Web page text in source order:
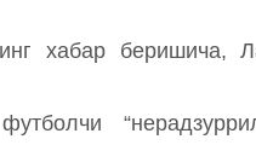
хабар беришича,